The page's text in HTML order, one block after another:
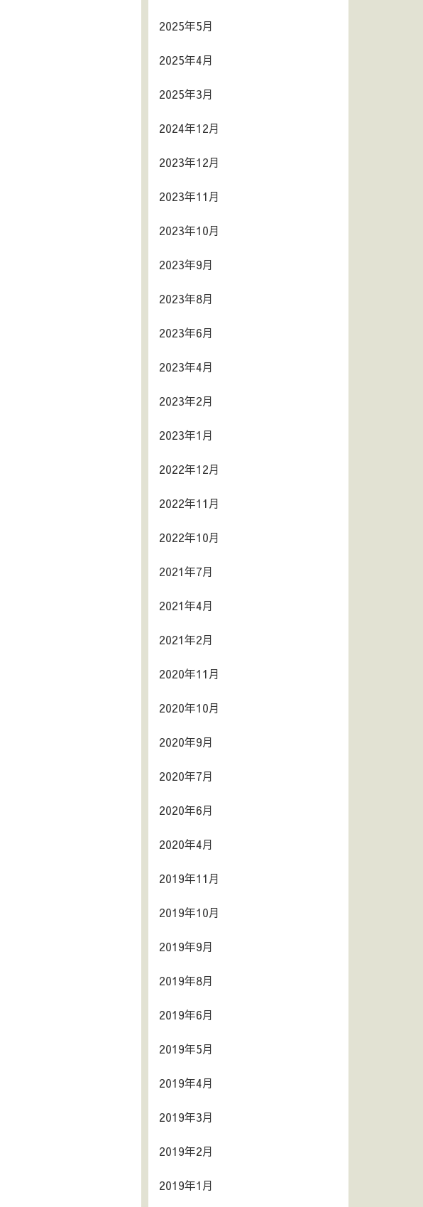
2025年5月
2025年4月
2025年3月
2024年12月
2023年12月
2023年11月
2023年10月
2023年9月
2023年8月
2023年6月
2023年4月
2023年2月
2023年1月
2022年12月
2022年11月
2022年10月
2021年7月
2021年4月
2021年2月
2020年11月
2020年10月
2020年9月
2020年7月
2020年6月
2020年4月
2019年11月
2019年10月
2019年9月
2019年8月
2019年6月
2019年5月
2019年4月
2019年3月
2019年2月
2019年1月